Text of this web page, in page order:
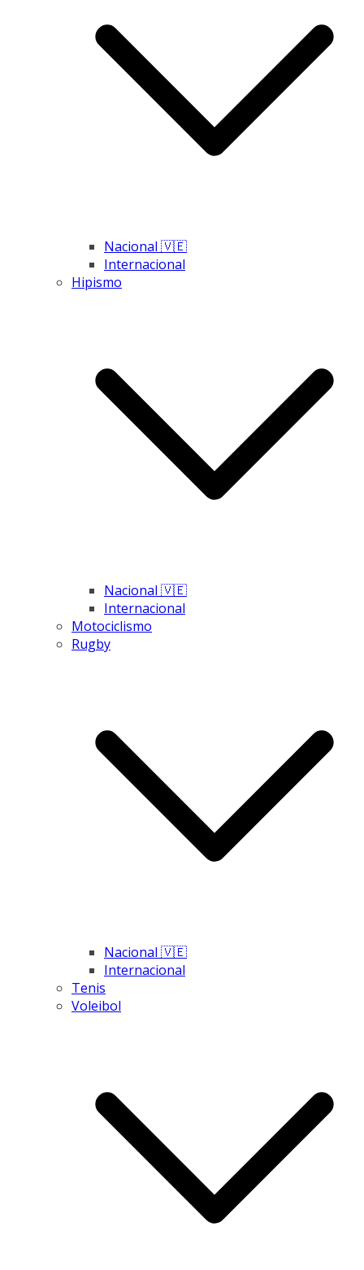
Nacional 🇻🇪
Internacional
Hipismo
Nacional 🇻🇪
Internacional
Motociclismo
Rugby
Nacional 🇻🇪
Internacional
Tenis
Voleibol